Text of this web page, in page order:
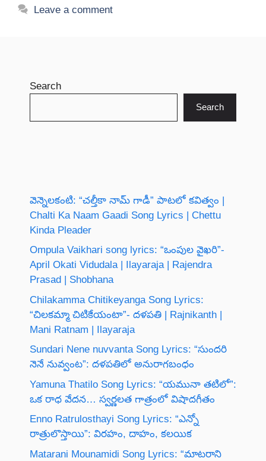
Leave a comment
Search
Search
వెన్నెలకంటి: “చల్తీకా నామ్ గాడీ” పాటలో కవిత్వం |
Chalti Ka Naam Gaadi Song Lyrics | Chettu
Kinda Pleader
Ompula Vaikhari song lyrics: “ఒంపుల వైఖరి”-
April Okati Vidudala | Ilayaraja | Rajendra
Prasad | Shobhana
Chilakamma Chitikeyanga Song Lyrics:
“చిలకమ్మా చిటికేయంటా”- దళపతి | Rajnikanth |
Mani Ratnam | Ilayaraja
Sundari Nene nuvvanta Song Lyrics: “సుందరి
నెనే నువ్వంట”: దళపతిలో అనురాగబంధం
Yamuna Thatilo Song Lyrics: “యమునా తటిలో”:
ఒక రాధ వేదన… స్వర్ణలత గాత్రంలో విషాదగీతం
Enno Ratrulosthayi Song Lyrics: “ఎన్నో
రాత్రులొస్తాయి”: విరహం, దాహం, కలయిక
Matarani Mounamidi Song Lyrics: “మాటరాని